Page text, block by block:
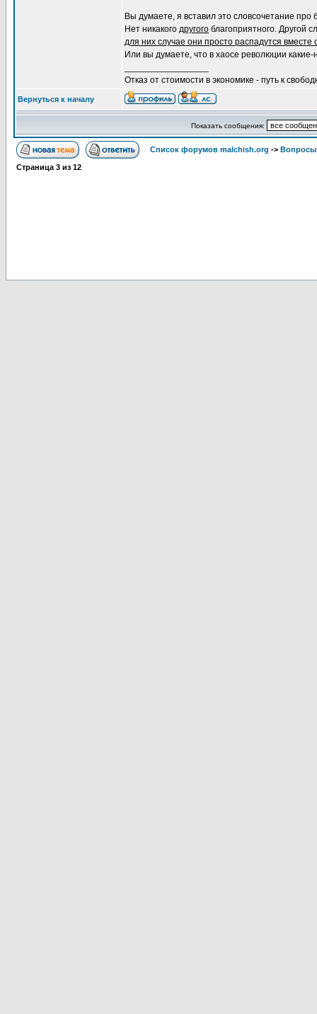
Вы думаете, я вставил это словсочетание про
Нет никакого другого благоприятного. Другой
для них случае они просто распадутся вместе
Или вы думаете, что в хаосе революции
Отказ от стоимости в экономике - путь к
Вернуться к началу
Показать сообщения:
Список форумов malchish.org -> Вопросы
Страница 3 из 12